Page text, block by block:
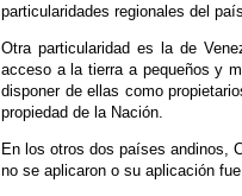
particularidades regionales del país.
Otra particularidad es la de
acceso a la tierra a pequeños y
disponer de ellas como
propiedad de la Nación.
En los otros dos países andinos,
no se aplicaron o su aplicación